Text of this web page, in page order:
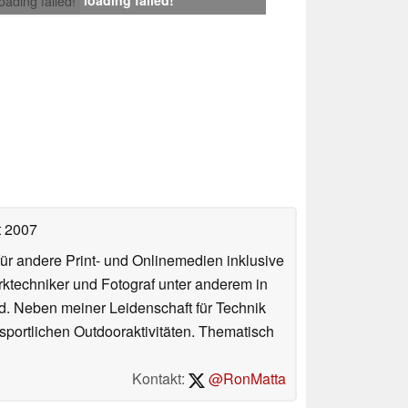
2007
andere Print- und Onlinemedien inklusive
und Fotograf unter anderem in
Neben meiner Leidenschaft für Technik
Outdooraktivitäten. Thematisch
Kontakt:
@RonMatta